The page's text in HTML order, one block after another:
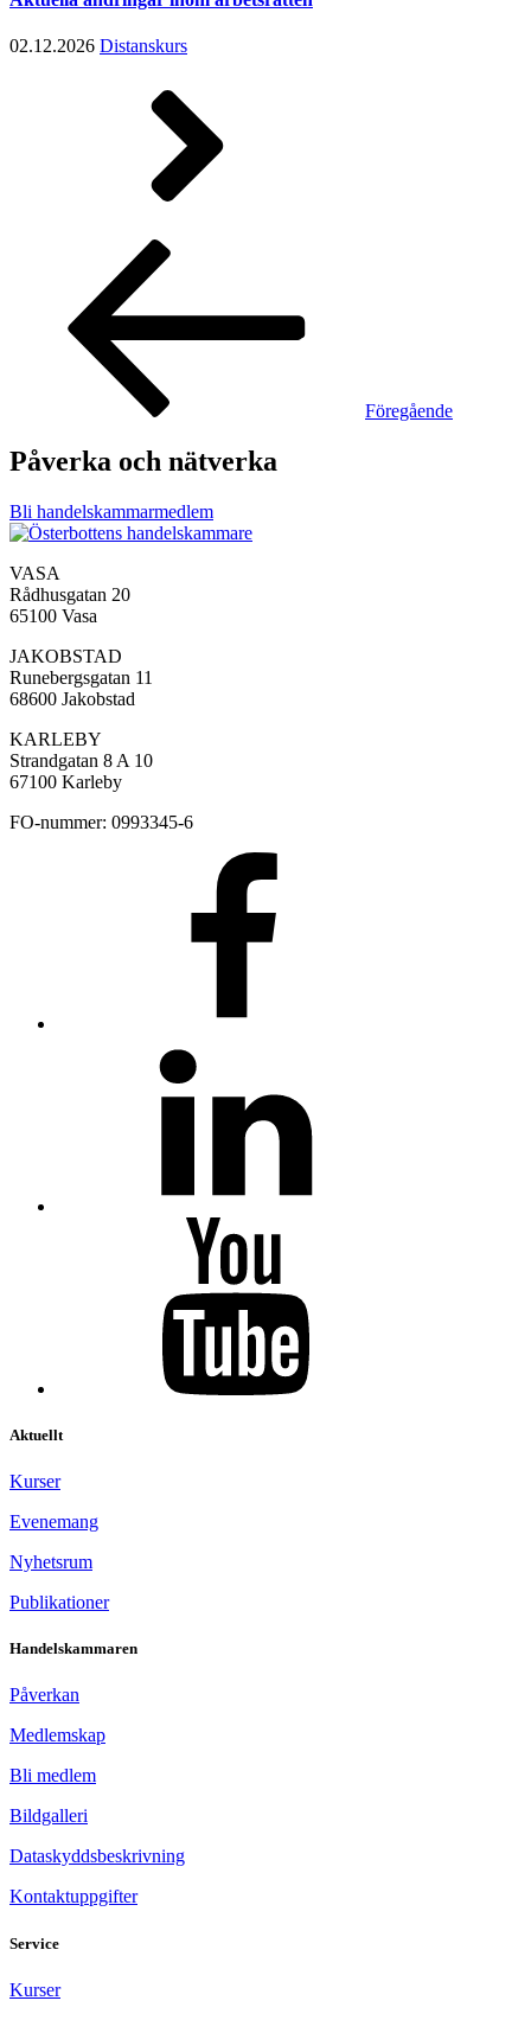
02.12.2026 Distanskurs
Inläggsnavigering
Föregående
Påverka och nätverka
Bli handelskammarmedlem
VASA
Rådhusgatan 20
65100 Vasa
JAKOBSTAD
Runebergsgatan 11
68600 Jakobstad
KARLEBY
Strandgatan 8 A 10
67100 Karleby
FO-nummer: 0993345-6
Aktuellt
Kurser
Evenemang
Nyhetsrum
Publikationer
Handelskammaren
Påverkan
Medlemskap
Bli medlem
Bildgalleri
Dataskyddsbeskrivning
Kontaktuppgifter
Service
Kurser